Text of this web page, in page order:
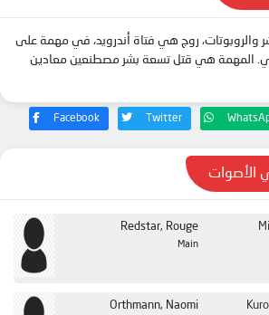
والروبوتات، روج هي فتاة أندرويد، في مهمة على
المهمة هي قتل تسعة بشر مصطنعين معادين
Facebook Twitter
الأصوات
Redstar, Rouge
Main
Orthmann, Naomi